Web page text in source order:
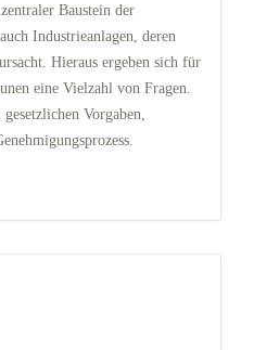
Baustein der
Industrieanlagen, deren
Hieraus ergeben sich für
eine Vielzahl von Fragen.
Vorgaben,